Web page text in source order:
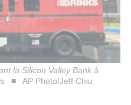
la Silicon Valley Bank à
AP Photo/Jeff Chiu